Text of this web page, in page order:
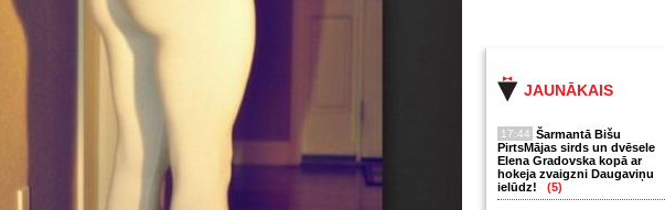
JAUNĀKAIS
17:44 Šarmantā Bišu
PirtsMājas sirds un dvēsele
Elena Gradovska kopā ar
hokeja zvaigzni Daugaviņu
ielūdz!
(5)